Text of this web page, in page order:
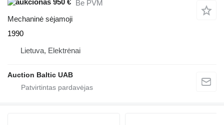
950 € Be PVM
Mechaninė sėjamoji
1990
Lietuva, Elektrėnai
Auction Baltic UAB